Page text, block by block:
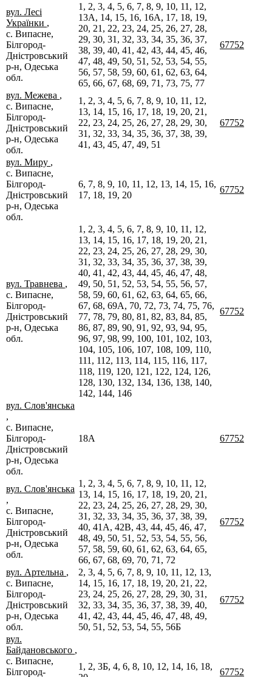
вул. Лесі
Українки ,
с. Випасне,
Білгород-
Дністровський
р-н, Одеська
обл.
1, 2, 3, 4, 5, 6, 7, 8, 9, 10, 11, 12,
13А, 14, 15, 16, 16А, 17, 18, 19,
20, 21, 22, 23, 24, 25, 26, 27, 28,
29, 30, 31, 32, 33, 34, 35, 36, 37,
38, 39, 40, 41, 42, 43, 44, 45, 46,
47, 48, 49, 50, 51, 52, 53, 54, 55,
56, 57, 58, 59, 60, 61, 62, 63, 64,
65, 66, 67, 68, 69, 71, 73, 75, 77
67752
вул. Межева ,
с. Випасне,
Білгород-
Дністровський
р-н, Одеська
обл.
1, 2, 3, 4, 5, 6, 7, 8, 9, 10, 11, 12,
13, 14, 15, 16, 17, 18, 19, 20, 21,
22, 23, 24, 25, 26, 27, 28, 29, 30,
31, 32, 33, 34, 35, 36, 37, 38, 39,
41, 43, 45, 47, 49, 51
67752
вул. Миру ,
с. Випасне,
Білгород-
Дністровський
р-н, Одеська
обл.
6, 7, 8, 9, 10, 11, 12, 13, 14, 15, 16,
17, 18, 19, 20
67752
вул. Травнева ,
с. Випасне,
Білгород-
Дністровський
р-н, Одеська
обл.
1, 2, 3, 4, 5, 6, 7, 8, 9, 10, 11, 12,
13, 14, 15, 16, 17, 18, 19, 20, 21,
22, 23, 24, 25, 26, 27, 28, 29, 30,
31, 32, 33, 34, 35, 36, 37, 38, 39,
40, 41, 42, 43, 44, 45, 46, 47, 48,
49, 50, 51, 52, 53, 54, 55, 56, 57,
58, 59, 60, 61, 62, 63, 64, 65, 66,
67, 68, 69А, 70, 72, 73, 74, 75, 76,
77, 78, 79, 80, 81, 82, 83, 84, 85,
86, 87, 89, 90, 91, 92, 93, 94, 95,
96, 97, 98, 99, 100, 101, 102, 103,
104, 105, 106, 107, 108, 109, 110,
111, 112, 113, 114, 115, 116, 117,
118, 119, 120, 121, 122, 124, 126,
128, 130, 132, 134, 136, 138, 140,
142, 144, 146
67752
вул. Слов'янська
,
с. Випасне,
Білгород-
Дністровський
р-н, Одеська
обл.
18А 67752
вул. Слов'янська
,
с. Випасне,
Білгород-
Дністровський
р-н, Одеська
обл.
1, 2, 3, 4, 5, 6, 7, 8, 9, 10, 11, 12,
13, 14, 15, 16, 17, 18, 19, 20, 21,
22, 23, 24, 25, 26, 27, 28, 29, 30,
31, 32, 33, 34, 35, 36, 37, 38, 39,
40, 41А, 42В, 43, 44, 45, 46, 47,
48, 49, 50, 51, 52, 53, 54, 55, 56,
57, 58, 59, 60, 61, 62, 63, 64, 65,
66, 67, 68, 69, 70, 71, 72
67752
вул. Артельна ,
с. Випасне,
Білгород-
Дністровський
р-н, Одеська
обл.
2, 3, 4, 5, 6, 7, 8, 9, 10, 11, 12, 13,
14, 15, 16, 17, 18, 19, 20, 21, 22,
23, 24, 25, 26, 27, 28, 29, 30, 31,
32, 33, 34, 35, 36, 37, 38, 39, 40,
41, 42, 43, 44, 45, 46, 47, 48, 49,
50, 51, 52, 53, 54, 55, 56Б
67752
вул.
Байдановського ,
с. Випасне,
Білгород-
1, 2, 3Б, 4, 6, 8, 10, 12, 14, 16, 18,
67752